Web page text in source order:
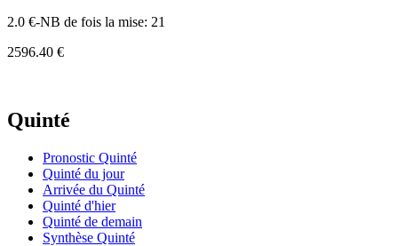
2.0 €-NB de fois la mise: 21
2596.40 €
Quinté
Pronostic Quinté
Quinté du jour
Arrivée du Quinté
Quinté d'hier
Quinté de demain
Synthèse Quinté